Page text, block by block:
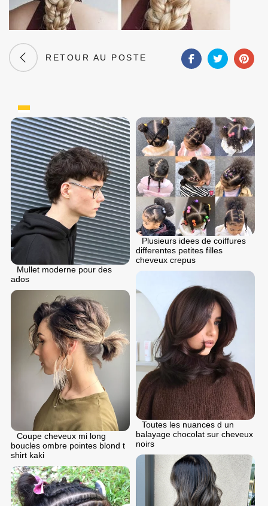
RETOUR AU POSTE
Mullet moderne pour des
ados
Plusieurs idees de coiffures
differentes petites filles
cheveux crepus
Toutes les nuances d un
balayage chocolat sur cheveux
noirs
Coupe cheveux mi long
boucles ombre pointes blond t
shirt kaki